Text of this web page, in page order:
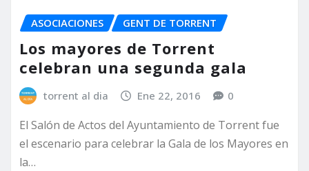
ASOCIACIONES GENT DE TORRENT
Los mayores de Torrent
celebran una segunda gala
torrent al dia Ene 22, 2016 0
El Salón de Actos del Ayuntamiento de Torrent fue
el escenario para celebrar la Gala de los Mayores en
la…